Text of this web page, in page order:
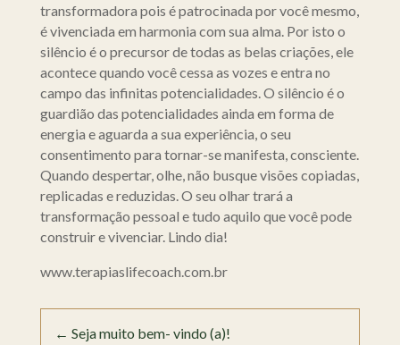
transformadora pois é patrocinada por você mesmo,
é vivenciada em harmonia com sua alma. Por isto o
silêncio é o precursor de todas as belas criações, ele
acontece quando você cessa as vozes e entra no
campo das infinitas potencialidades. O silêncio é o
guardião das potencialidades ainda em forma de
energia e aguarda a sua experiência, o seu
consentimento para tornar-se manifesta, consciente.
Quando despertar, olhe, não busque visões copiadas,
replicadas e reduzidas. O seu olhar trará a
transformação pessoal e tudo aquilo que você pode
construir e vivenciar. Lindo dia!
www.terapiaslifecoach.com.br
← Seja muito bem- vindo (a)!